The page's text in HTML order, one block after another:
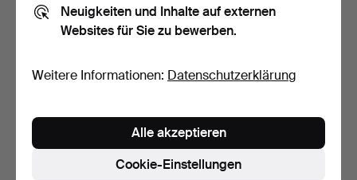
211 USD 422 USD
Neuigkeiten und Inhalte auf externen
Websites für Sie zu bewerben.
Weitere Informationen: Datenschutzerklärung
Cookie-Einstellungen
Alle akzeptieren